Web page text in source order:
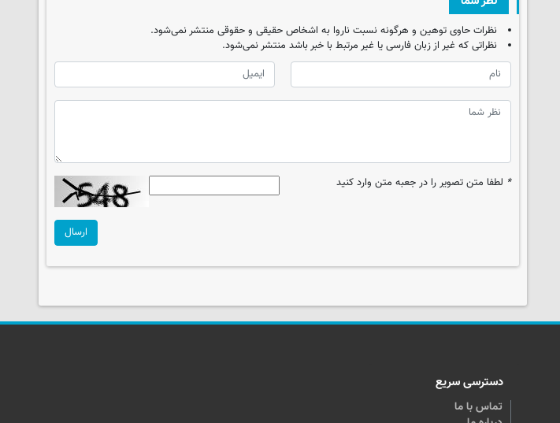
نظرات حاوی توهین و هرگونه نسبت ناروا به اشخاص حقیقی و حقوقی منتشر نمی‌شود.
نظراتی که غیر از زبان فارسی یا غیر مرتبط با خبر باشد منتشر نمی‌شود.
* لطفا متن تصویر را در جعبه متن وارد کنید
ارسال
دسترسی سریع
تماس با ما